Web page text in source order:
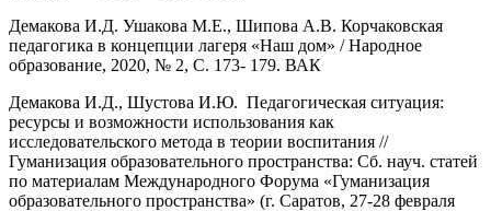
Демакова И.Д. Ушакова М.Е., Шипова А.В. Корчаковская
педагогика в концепции лагеря «Наш дом» / Народное
образование, 2020, № 2, С. 173- 179. ВАК
Демакова И.Д., Шустова И.Ю. Педагогическая ситуация:
ресурсы и возможности использования как
исследовательского метода в теории воспитания //
Гуманизация образовательного пространства: Сб. науч. статей
по материалам Международного Форума «Гуманизация
образовательного пространства» (г. Саратов, 27-28 февраля